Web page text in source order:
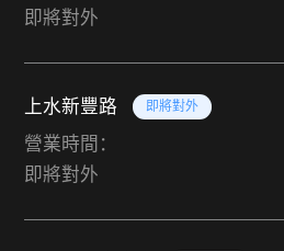
即將對外
上水新豐路 即將對外
營業時間：
即將對外